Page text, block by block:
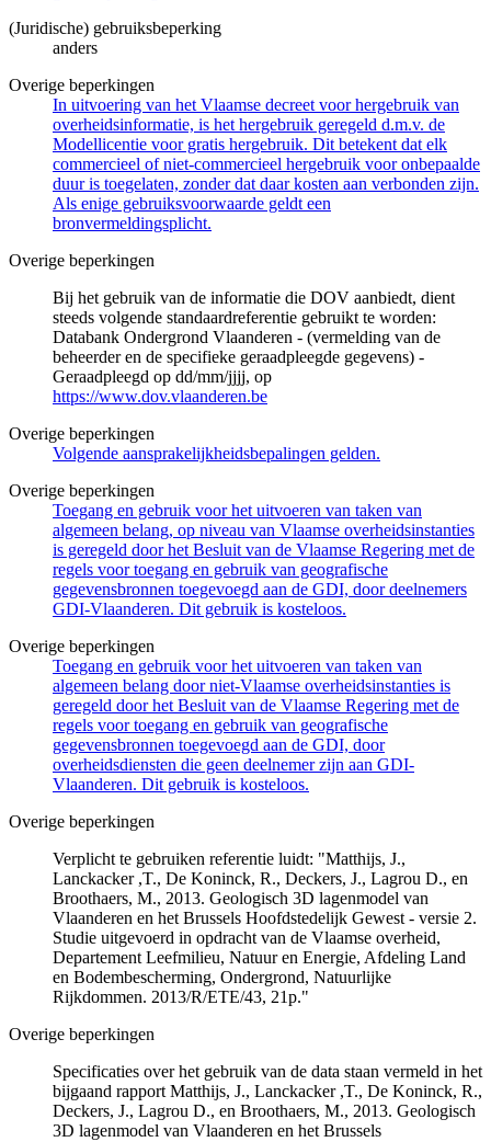
(Juridische) gebruiksbeperking
anders
Overige beperkingen
In uitvoering van het Vlaamse decreet voor hergebruik van
overheidsinformatie, is het hergebruik geregeld d.m.v. de
Modellicentie voor gratis hergebruik. Dit betekent dat elk
commercieel of niet-commercieel hergebruik voor onbepaalde
duur is toegelaten, zonder dat daar kosten aan verbonden zijn.
Als enige gebruiksvoorwaarde geldt een
bronvermeldingsplicht.
Overige beperkingen
Bij het gebruik van de informatie die DOV aanbiedt, dient
steeds volgende standaardreferentie gebruikt te worden:
Databank Ondergrond Vlaanderen - (vermelding van de
beheerder en de specifieke geraadpleegde gegevens) -
Geraadpleegd op dd/mm/jjjj, op
https://www.dov.vlaanderen.be
Overige beperkingen
Volgende aansprakelijkheidsbepalingen gelden.
Overige beperkingen
Toegang en gebruik voor het uitvoeren van taken van
algemeen belang, op niveau van Vlaamse overheidsinstanties
is geregeld door het Besluit van de Vlaamse Regering met de
regels voor toegang en gebruik van geografische
gegevensbronnen toegevoegd aan de GDI, door deelnemers
GDI-Vlaanderen. Dit gebruik is kosteloos.
Overige beperkingen
Toegang en gebruik voor het uitvoeren van taken van
algemeen belang door niet-Vlaamse overheidsinstanties is
geregeld door het Besluit van de Vlaamse Regering met de
regels voor toegang en gebruik van geografische
gegevensbronnen toegevoegd aan de GDI, door
overheidsdiensten die geen deelnemer zijn aan GDI-
Vlaanderen. Dit gebruik is kosteloos.
Overige beperkingen
Verplicht te gebruiken referentie luidt: "Matthijs, J.,
Lanckacker ,T., De Koninck, R., Deckers, J., Lagrou D., en
Broothaers, M., 2013. Geologisch 3D lagenmodel van
Vlaanderen en het Brussels Hoofdstedelijk Gewest - versie 2.
Studie uitgevoerd in opdracht van de Vlaamse overheid,
Departement Leefmilieu, Natuur en Energie, Afdeling Land
en Bodembescherming, Ondergrond, Natuurlijke
Rijkdommen. 2013/R/ETE/43, 21p."
Overige beperkingen
Specificaties over het gebruik van de data staan vermeld in het
bijgaand rapport Matthijs, J., Lanckacker ,T., De Koninck, R.,
Deckers, J., Lagrou D., en Broothaers, M., 2013. Geologisch
3D lagenmodel van Vlaanderen en het Brussels